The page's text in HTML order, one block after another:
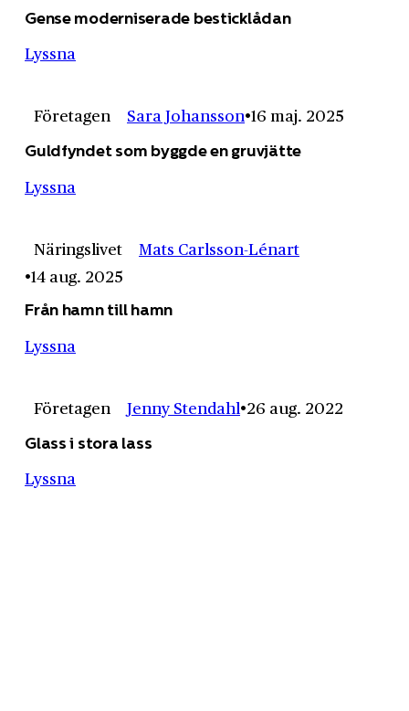
Gense moderniserade besticklådan
Lyssna
Företagen Sara Johansson 16 maj. 2025
Guldfyndet som byggde en gruvjätte
Lyssna
Näringslivet
Mats Carlsson-Lénart
14 aug. 2025
Från hamn till hamn
Lyssna
Företagen Jenny Stendahl 26 aug. 2022
Glass i stora lass
Lyssna